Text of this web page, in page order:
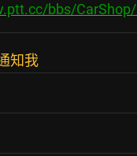
bbs/
知我